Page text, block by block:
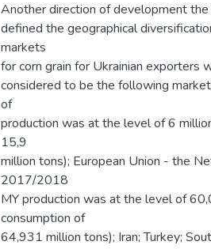
Another direction of development
defined the geographical
markets
for corn grain for Ukrainian exporters
considered to be the following
of
production was at the level of 6
15,9
million tons); European Union - the
2017/2018
MY production was at the level of
consumption of
64,931 million tons); Iran; Turkey;